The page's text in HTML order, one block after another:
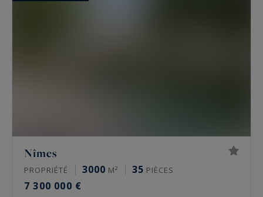
Nîmes
PROPRIÉTÉ 3000 M² 35 PIÈCES
7 300 000 €